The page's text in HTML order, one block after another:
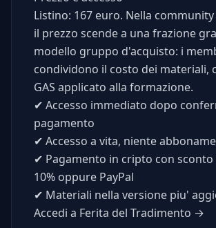
Listino: 167 euro. Nella
il prezzo scende a una frazione
modello gruppo d'acquisto: i
condividono il costo dei materiali,
GAS applicato alla formazione.
✔ Accesso immediato dopo
pagamento
✔ Accesso a vita, niente
✔ Pagamento in cripto con sconto
10% oppure PayPal
✔ Materiali nella versione piu'
Accedi a Ferita del Tradimento →